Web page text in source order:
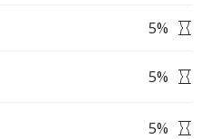
5%
5%
5%